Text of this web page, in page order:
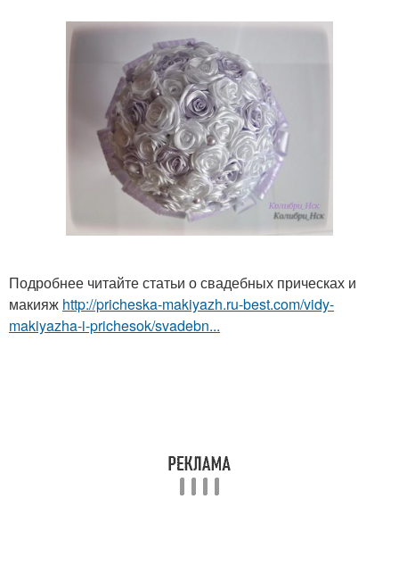
Подробнее читайте статьи о свадебных прическах и
макияж http://pricheska-makiyazh.ru-best.com/vidy-
makiyazha-i-prichesok/svadebn...